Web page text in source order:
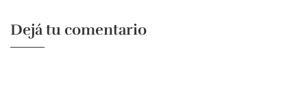
Dejá tu comentario